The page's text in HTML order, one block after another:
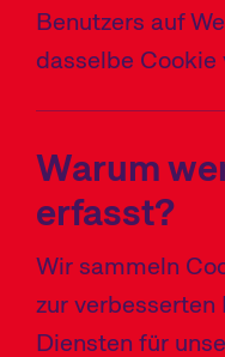
Benutzers auf
dasselbe Cookie
Warum
erfasst?
Wir sammeln
zur verbesserten
Diensten für